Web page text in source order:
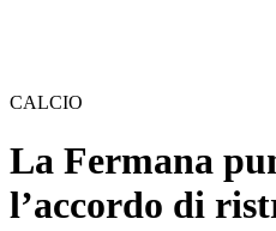
CALCIO
La Fermana
l’accordo di